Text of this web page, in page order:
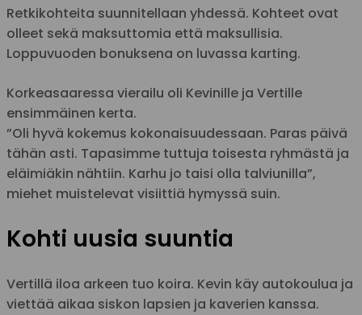
Retkikohteita suunnitellaan yhdessä. Kohteet ovat
olleet sekä maksuttomia että maksullisia.
Loppuvuoden bonuksena on luvassa karting.
Korkeasaaressa vierailu oli Kevinille ja Vertille
ensimmäinen kerta.
”Oli hyvä kokemus kokonaisuudessaan. Paras päivä
tähän asti. Tapasimme tuttuja toisesta ryhmästä ja
eläimiäkin nähtiin. Karhu jo taisi olla talviunilla”,
miehet muistelevat visiittiä hymyssä suin.
Kohti uusia suuntia
Vertillä iloa arkeen tuo koira. Kevin käy autokoulua ja
viettää aikaa siskon lapsien ja kaverien kanssa.